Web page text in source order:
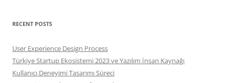
RECENT POSTS
User Experience Design Process
Türkiye Startup Ekosistemi 2023 ve Yazılım İnsan Kaynağı
Kullanıcı Deneyimi Tasarımı Süreci